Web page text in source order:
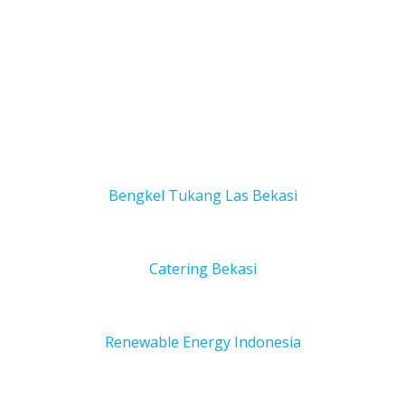
Bengkel Tukang Las Bekasi
Catering Bekasi
Renewable Energy Indonesia